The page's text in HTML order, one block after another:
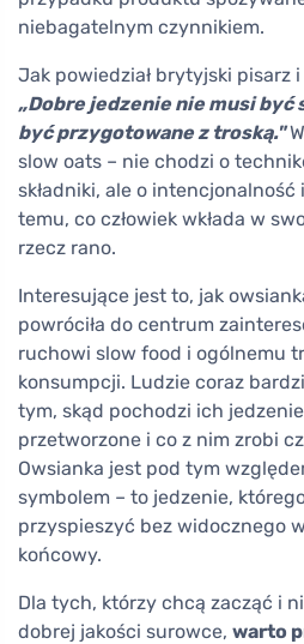
niebagatelnym czynnikiem.
Jak powiedział brytyjski pisarz
„Dobre jedzenie nie musi być
być przygotowane z troską."
slow oats – nie chodzi o
składniki, ale o
temu, co człowiek wkłada w
rzecz rano.
Interesujące jest to, jak
powróciła do centrum
ruchowi slow food i ogólnemu
konsumpcji. Ludzie coraz
tym, skąd pochodzi ich
przetworzone i co z nim zrobi
Owsianka jest pod tym
symbolem – to jedzenie,
przyspieszyć bez widocznego
końcowy.
Dla tych, którzy chcą zacząć i
dobrej jakości surowce, warto